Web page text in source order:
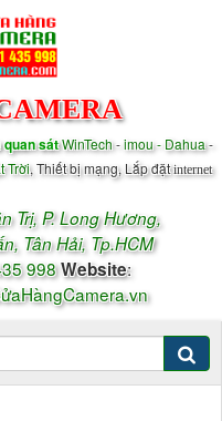
quan sátWinTech-imou - Dahua-
Trời, Thiết bị mạng, Lắp đặtinternet
Trị, P. Long Hương,
Tân Hải, Tp.HCM
998 Website: